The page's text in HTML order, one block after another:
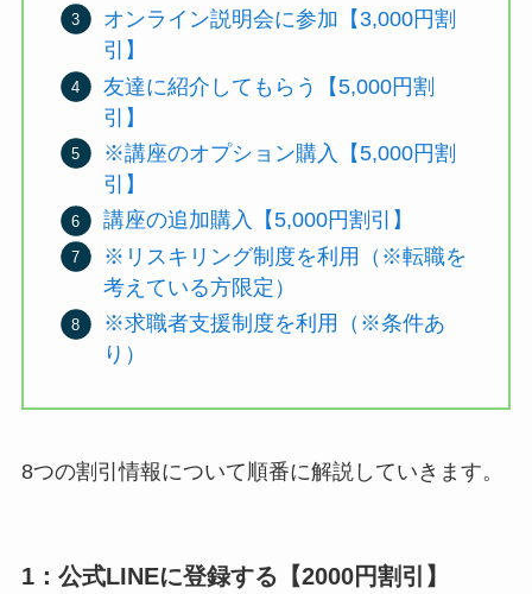
オンライン説明会に参加【3,000円割
引】
友達に紹介してもらう【5,000円割
引】
※講座のオプション購入【5,000円割
引】
講座の追加購入【5,000円割引】
※リスキリング制度を利用（※転職を
考えている方限定）
※求職者支援制度を利用（※条件あ
り）
8つの割引情報について順番に解説していきます。
1：公式LINEに登録する【2000円割引】